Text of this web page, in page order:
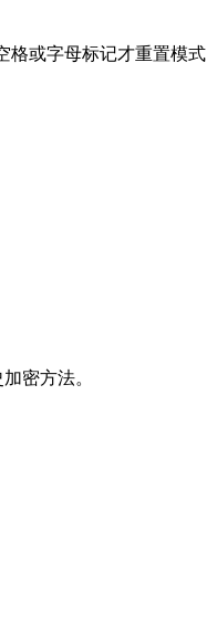
格或字母标记才重置模式
密方法。